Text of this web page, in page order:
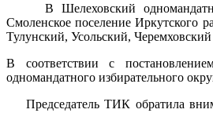
В Шелеховский одномандатный
Смоленское поселение Иркутского
Тулунский, Усольский,
В соответствии с
одномандатного избирательного
Председатель ТИК обратила